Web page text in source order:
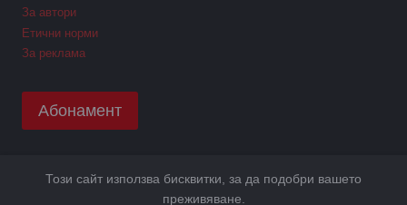
За автори
Етични норми
За реклама
Абонамент
Copyright © 2026 GPNews. Всички права запазени.
Този сайт използва бисквитки, за да подобри вашето
преживяване.